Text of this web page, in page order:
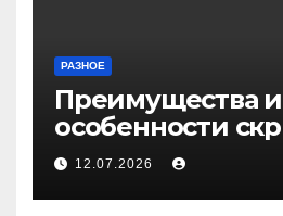
РАЗНОЕ
Преимущества и
особенности
дверей
12.07.2026